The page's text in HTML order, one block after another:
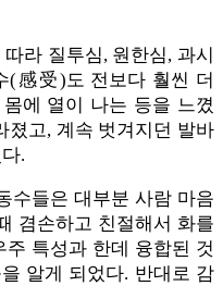
라 질투심, 원한심, 과시
(感受)도 전보다 훨씬 더
에 열이 나는 등을 느꼈
졌고, 계속 벗겨지던 발바
.
수들은 대부분 사람 마음
겸손하고 친절해서 화를
특성과 한데 융합된 것
알게 되었다. 반대로 감